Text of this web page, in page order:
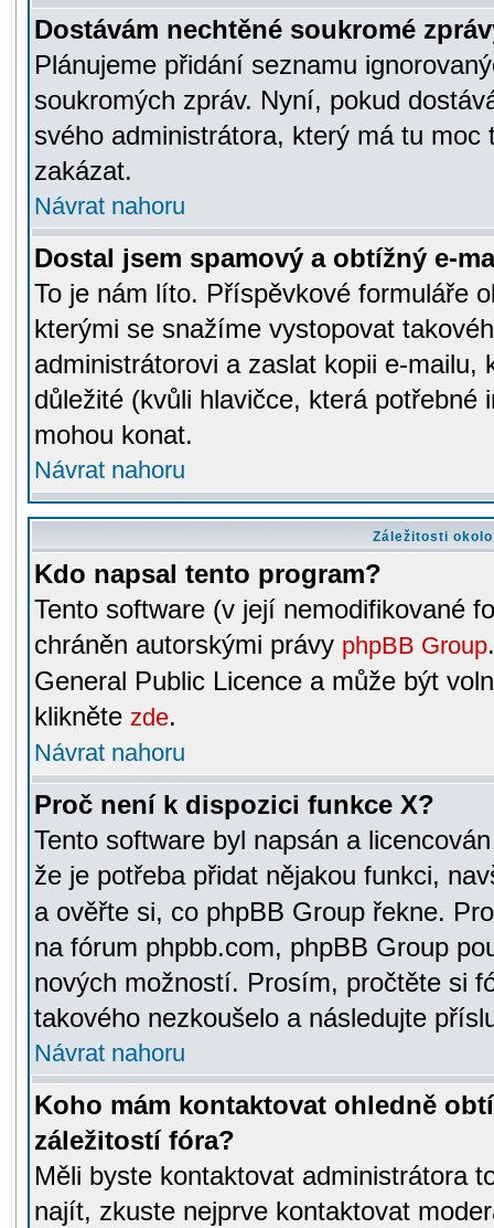
Dostávám nechtěné soukromé
Plánujeme přidání seznamu
soukromých zpráv. Nyní, pokud
svého administrátora, který má tu
zakázat.
Návrat nahoru
Dostal jsem spamový a obtížný e-
To je nám líto. Příspěvkové formuláře
kterými se snažíme vystopovat
administrátorovi a zaslat kopii e-mailu,
důležité (kvůli hlavičce, která potřebné
mohou konat.
Návrat nahoru
Záležitosti
Kdo napsal tento program?
Tento software (v její nemodifikované
chráněn autorskými právy phpBB Group
General Public Licence a může být
klikněte zde.
Návrat nahoru
Proč není k dispozici funkce X?
Tento software byl napsán a
že je potřeba přidat nějakou funkci,
a ověřte si, co phpBB Group řekne.
na fórum phpbb.com, phpBB Group
nových možností. Prosím, pročtěte si
takového nezkoušelo a následujte
Návrat nahoru
Koho mám kontaktovat ohledně
záležitostí fóra?
Měli byste kontaktovat administrátora
najít, zkuste nejprve kontaktovat